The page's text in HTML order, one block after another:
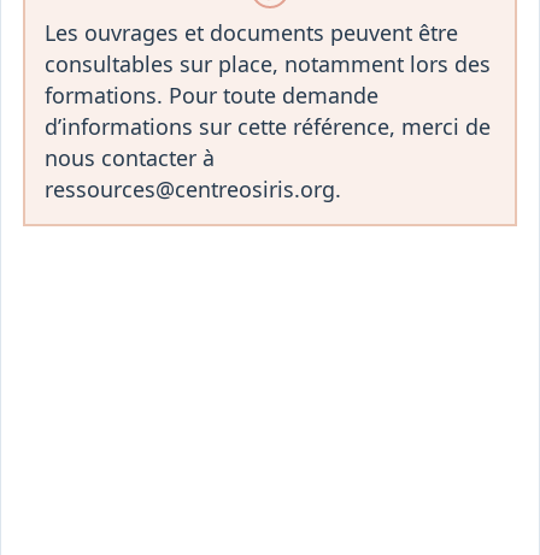
Les ouvrages et documents peuvent être
consultables sur place, notamment lors des
formations. Pour toute demande
d’informations sur cette référence, merci de
nous contacter à
ressources@centreosiris.org.